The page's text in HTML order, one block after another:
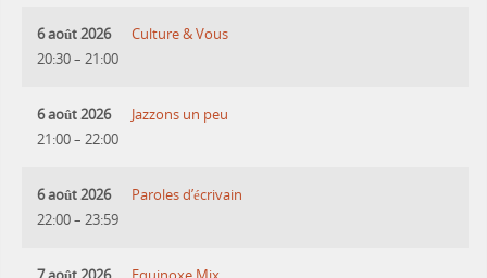
6 août 2026
20:30– 21:00
Culture & Vous
6 août 2026
21:00– 22:00
Jazzons un peu
6 août 2026
22:00– 23:59
Paroles d’écrivain